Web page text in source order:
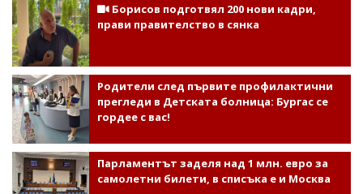
Борисов подготвял 200 нови кадри,
прави правителство в сянка
Родители след първите профилактични
прегледи в Детската болница: Бургас се
гордее с вас!
Парламентът заделя над 1 млн. евро за
самолетни билети, в списъка е и Москва